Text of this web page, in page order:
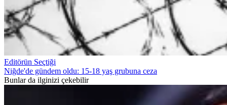
Editörün Seçtiği
Niğde'de gündem oldu: 15-18 yaş grubuna ceza
Bunlar da ilginizi çekebilir